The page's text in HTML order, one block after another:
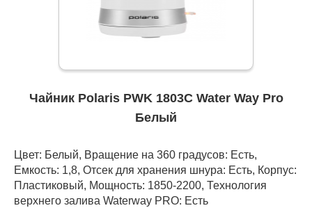
Чайник Polaris PWK 1803C Water Way Pro
Белый
Цвет: Белый, Вращение на 360 градусов: Есть,
Емкость: 1,8, Отсек для хранения шнура: Есть, Корпус:
Пластиковый, Мощность: 1850-2200, Технология
верхнего залива Waterway PRO: Есть